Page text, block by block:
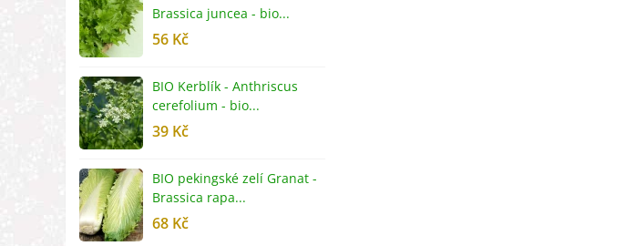
Brassica juncea - bio...
56 Kč
BIO Kerblík - Anthriscus
cerefolium - bio...
39 Kč
BIO pekingské zelí Granat -
Brassica rapa...
68 Kč